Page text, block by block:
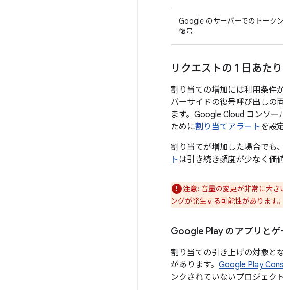
Google のサーバーでのトーク
復号
リクエストの 1 日あた
割り当ての増加には利用条件
バーサイドの復号呼び出しの
ます。Google Cloud コンソ
ために割り当てアラートを設
割り当てが増加した場合でも
トは引き続き頻度が少なく価
注意: 音量の変更が非常に大き
ングが発生する可能性があります。
Google Play のアプリとゲ
割り当ての引き上げの対象と
があります。 Google Play
ンクされていないプロジェク